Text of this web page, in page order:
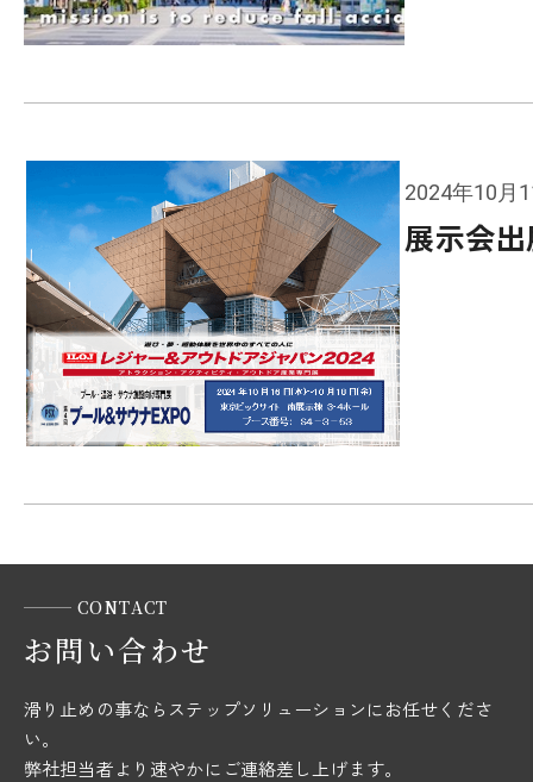
2024年10月
展示会
CONTACT
お問い合わせ
滑り止めの事ならステップソリューションにお任せくださ
い。
弊社担当者より速やかにご連絡差し上げます。